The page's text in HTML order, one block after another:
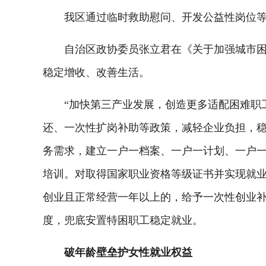
我区通过临时救助慰问、开发公益性岗位等
自治区政协委员张立君在《关于加强城市困
稳定增收、改善生活。
“加快第三产业发展，创造更多适配困难职
还、一次性扩岗补助等政策，减轻企业负担，
务需求，建立一户一档案、一户一计划、一户
培训。对取得国家职业资格等级证书并实现就
创业且正常经营一年以上的，给予一次性创业
度，兜底安置特困职工稳定就业。
破年龄壁垒护女性就业权益